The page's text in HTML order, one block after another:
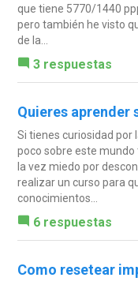
que tiene 5770/1440
pero también he visto
de la...
3 respuestas
Quieres aprender
Si tienes curiosidad por
poco sobre este mundo
la vez miedo por
realizar un curso para
conocimientos...
6 respuestas
Como resetear